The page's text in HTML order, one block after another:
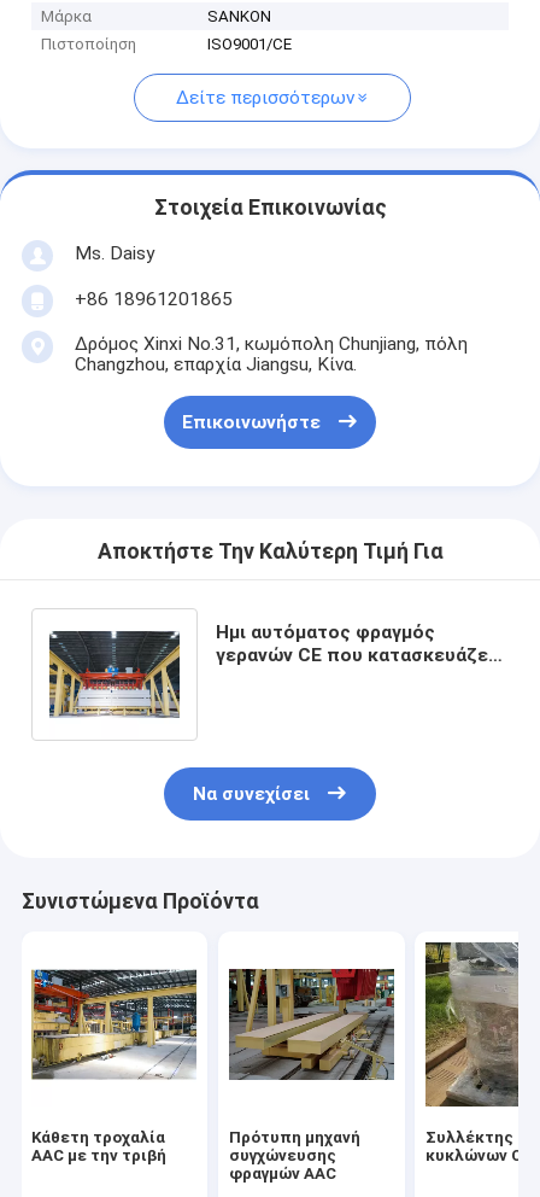
Μάρκα
SANKON
Πιστοποίηση
ISO9001/CE
Δείτε περισσότερων
Στοιχεία Επικοινωνίας
Ms. Daisy
+86 18961201865
Δρόμος Xinxi No.31, κωμόπολη Chunjiang, πόλη
Changzhou, επαρχία Jiangsu, Κίνα.
Επικοινωνήστε
Αποκτήστε Την Καλύτερη Τιμή Για
Ημι αυτόματος φραγμός
γερανών CE που κατασκευάζει
Να συνεχίσει
Συνιστώμενα Προϊόντα
Κάθετη τροχαλία
AAC με την τριβή
Πρότυπη μηχανή
συγχώνευσης
φραγμών AAC
Συλλέκτης
κυκλώνων CE